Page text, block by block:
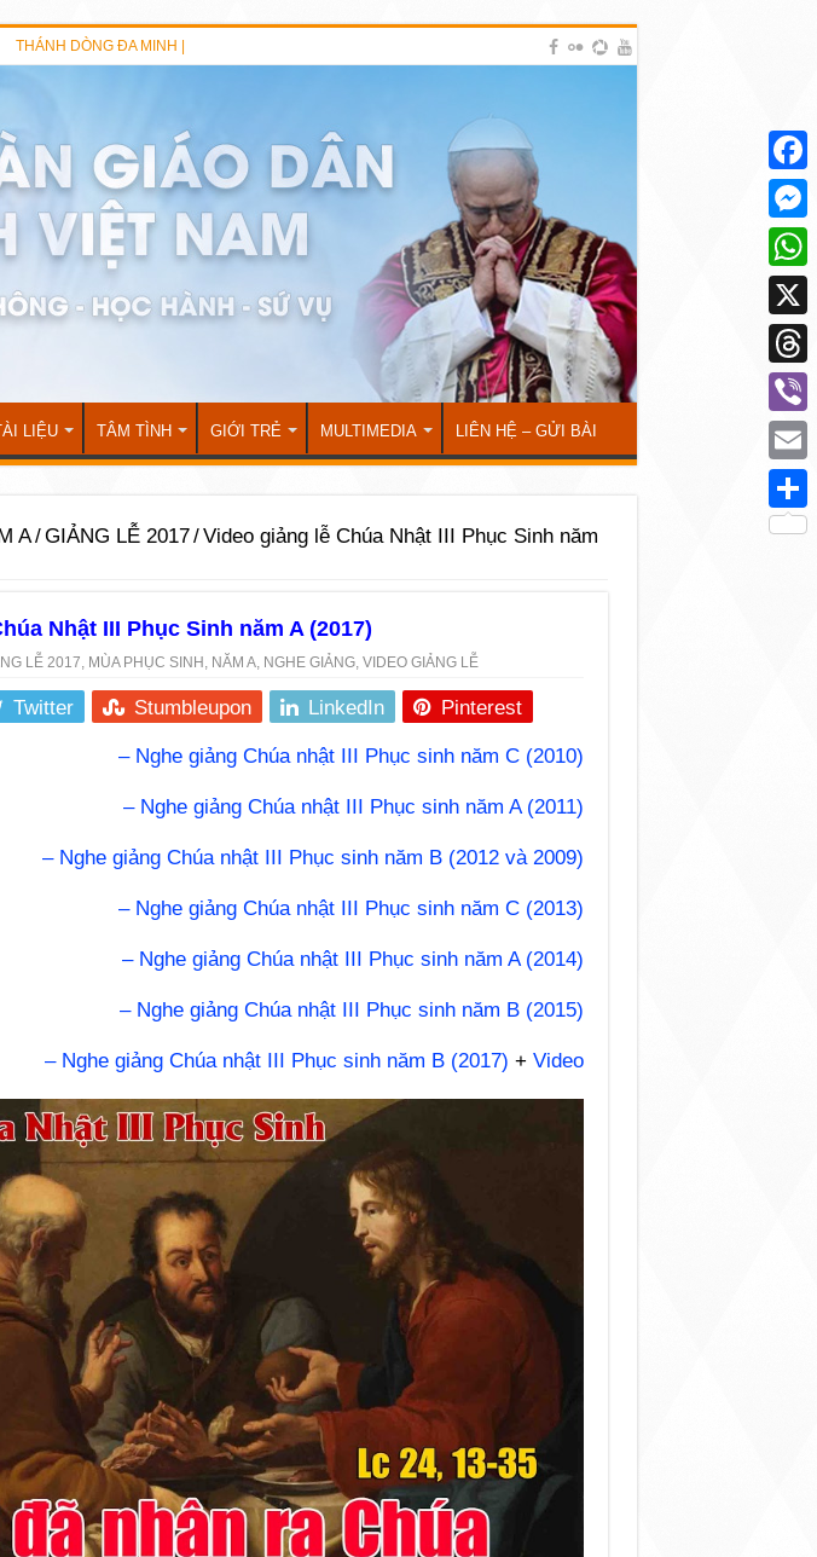
THÁNH DÒNG ĐA MINH |
LIỆU TÂM TÌNH GIỚI TRẺ MULTIMEDIA LIÊN HỆ – GỬI BÀI
A/GIẢNG LỄ 2017/Video giảng lễ Chúa Nhật III Phục Sinh năm
Nhật III Phục Sinh năm A (2017)
LỄ 2017, MÙA PHỤC SINH , NĂM A, NGHE GIẢNG, VIDEO GIẢNG LỄ
Twitter Stumbleupon LinkedIn Pinterest
– Nghe giảng Chúa nhật III Phục sinh năm C (2010)
– Nghe giảng Chúa nhật III Phục sinh năm A (2011)
– Nghe giảng Chúa nhật III Phục sinh năm B (2012 và 2009)
– Nghe giảng Chúa nhật III Phục sinh năm C (2013)
– Nghe giảng Chúa nhật III Phục sinh năm A (2014)
– Nghe giảng Chúa nhật III Phục sinh năm B (2015)
– Nghe giảng Chúa nhật III Phục sinh năm B (2017) + Video
X
Viber